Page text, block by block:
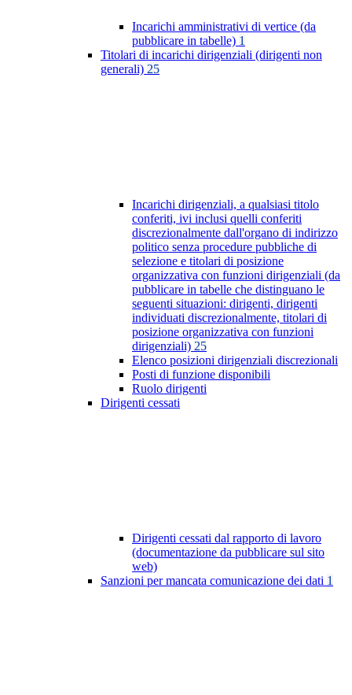
Incarichi amministrativi di vertice (da
pubblicare in tabelle) 1
Titolari di incarichi dirigenziali (dirigenti non
generali) 25
Incarichi dirigenziali, a qualsiasi titolo
conferiti, ivi inclusi quelli conferiti
discrezionalmente dall'organo di indirizzo
politico senza procedure pubbliche di
selezione e titolari di posizione
organizzativa con funzioni dirigenziali (da
pubblicare in tabelle che distinguano le
seguenti situazioni: dirigenti, dirigenti
individuati discrezionalmente, titolari di
posizione organizzativa con funzioni
dirigenziali) 25
Elenco posizioni dirigenziali discrezionali
Posti di funzione disponibili
Ruolo dirigenti
Dirigenti cessati
Dirigenti cessati dal rapporto di lavoro
(documentazione da pubblicare sul sito
web)
Sanzioni per mancata comunicazione dei dati 1